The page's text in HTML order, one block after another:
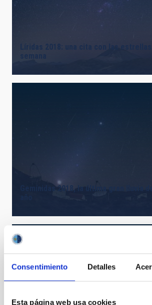
Consentimiento Detalles
Esta página web usa cookies
Líridas 2018: una cita con las estrellas
semana
Gemínidas 2018, la última gran lluvia